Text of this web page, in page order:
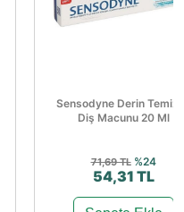
Sensodyne Derin
Diş Macunu 20 Ml
71,69 TL %24
54,31 TL